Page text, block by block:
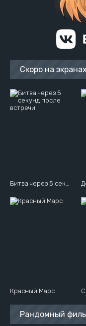
Скоро на экранах
Красный Марс
Рандомный